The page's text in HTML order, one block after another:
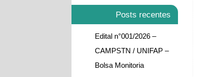
Posts recentes
Edital n°001/2026 –
CAMPSTN / UNIFAP –
Bolsa Monitoria